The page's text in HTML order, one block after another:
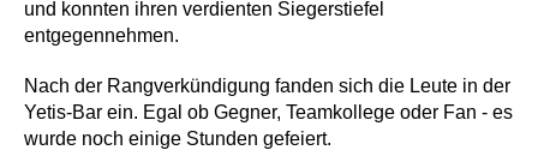
und konnten ihren verdienten Siegerstiefel
entgegennehmen.
Nach der Rangverkündigung fanden sich die Leute in der
Yetis-Bar ein. Egal ob Gegner, Teamkollege oder Fan - es
wurde noch einige Stunden gefeiert.